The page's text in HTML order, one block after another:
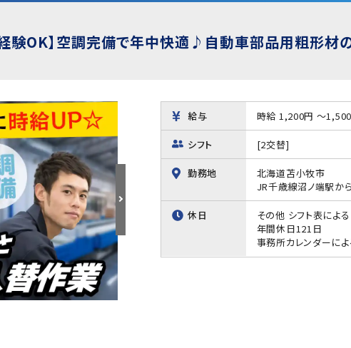
験OK】空調完備で年中快適♪自動車部品用粗形材
給与 時給 1,200円 ～
シフト [2交替]
勤務地
北海道苫小牧市
JR千歳線沼ノ端駅か
休日
その他 シフト表による
年間休日121日
事務所カレンダーによ